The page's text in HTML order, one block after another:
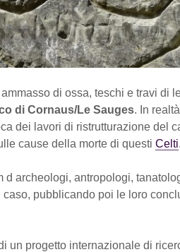
ammasso di ossa, teschi e travi di
di Cornaus/Le Sauges. In
dei lavori di ristrutturazione del
cause della morte di questi Celti.
d archeologi, antropologi,
pubblicando poi le loro
un progetto internazionale di